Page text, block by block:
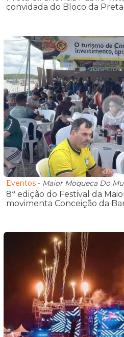
convidada do Bloco da Preta
Eventos - Maior Moqueca Do
8ª edição do Festival da
movimenta Conceição da